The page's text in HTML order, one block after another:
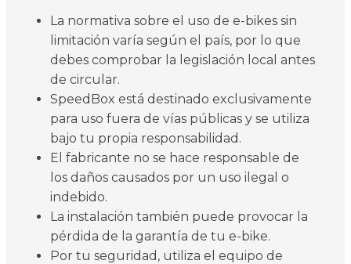
La normativa sobre el uso de e-bikes sin
limitación varía según el país, por lo que
debes comprobar la legislación local antes
de circular.
SpeedBox está destinado exclusivamente
para uso fuera de vías públicas y se utiliza
bajo tu propia responsabilidad.
El fabricante no se hace responsable de
los daños causados por un uso ilegal o
indebido.
La instalación también puede provocar la
pérdida de la garantía de tu e-bike.
Por tu seguridad, utiliza el equipo de